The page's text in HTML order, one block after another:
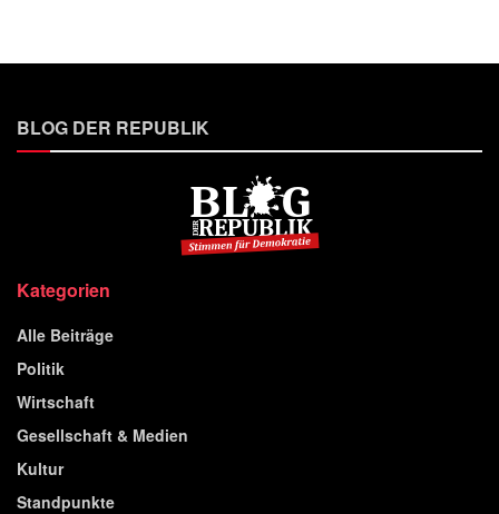
BLOG DER REPUBLIK
Kategorien
Alle Beiträge
Politik
Wirtschaft
Gesellschaft & Medien
Kultur
Standpunkte